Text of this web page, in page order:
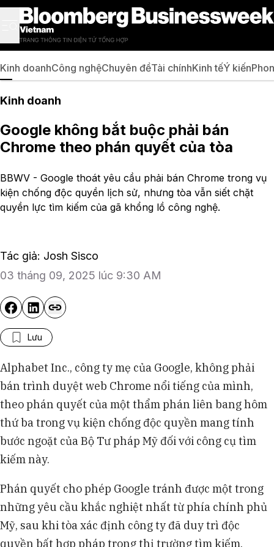
Kinh doanhCông nghệChuyên đềTài chínhKinh tếÝ kiến
Kinh doanh
Google không bắt buộc phải bán
Chrome theo phán quyết của tòa
BBWV - Google thoát yêu cầu phải bán Chrome trong vụ
kiện chống độc quyền lịch sử, nhưng tòa vẫn siết chặt
quyền lực tìm kiếm của gã khổng lồ công nghệ.
Tác giả: Josh Sisco
03 tháng 09, 2025 lúc 9:30 AM
Lưu
Alphabet Inc., công ty mẹ của Google, không phải
bán trình duyệt web Chrome nổi tiếng của mình,
theo phán quyết của một thẩm phán liên bang hôm
thứ ba trong vụ kiện chống độc quyền mang tính
bước ngoặt của Bộ Tư pháp Mỹ đối với công cụ tìm
kiếm này.
Phán quyết cho phép Google tránh được một trong
những yêu cầu khắc nghiệt nhất từ phía chính phủ
Mỹ, sau khi tòa xác định công ty đã duy trì độc
quyền bất hợp pháp trong thị trường tìm kiếm.